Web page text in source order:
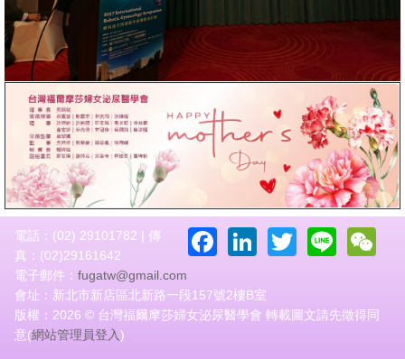
Facebook
LinkedIn
Twitter
Line
電話：(02) 29101782 | 傳
真：(02)29161642
電子郵件： fugatw@gmail.com
會址：新北市新店區北新路一段157號2樓B室
版權：2026 © 台灣福爾摩莎婦女泌尿醫學會 轉載圖文請先徵得同
意(網站管理員登入)